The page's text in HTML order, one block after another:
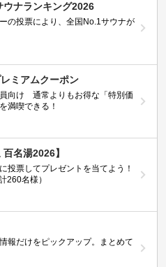
ウナランキング2026
の投票により、全国No.1サウナが
ミアムクーポン
向け 通常よりもお得な「特別価
満喫できる！
百名湯2026】
投票してプレゼントを当てよう！
260名様）
報だけをピックアップ。まとめて